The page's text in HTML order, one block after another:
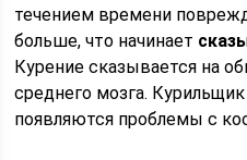
течением времени
больше, что начинает
Курение сказывается на
среднего мозга.
появляются проблемы с